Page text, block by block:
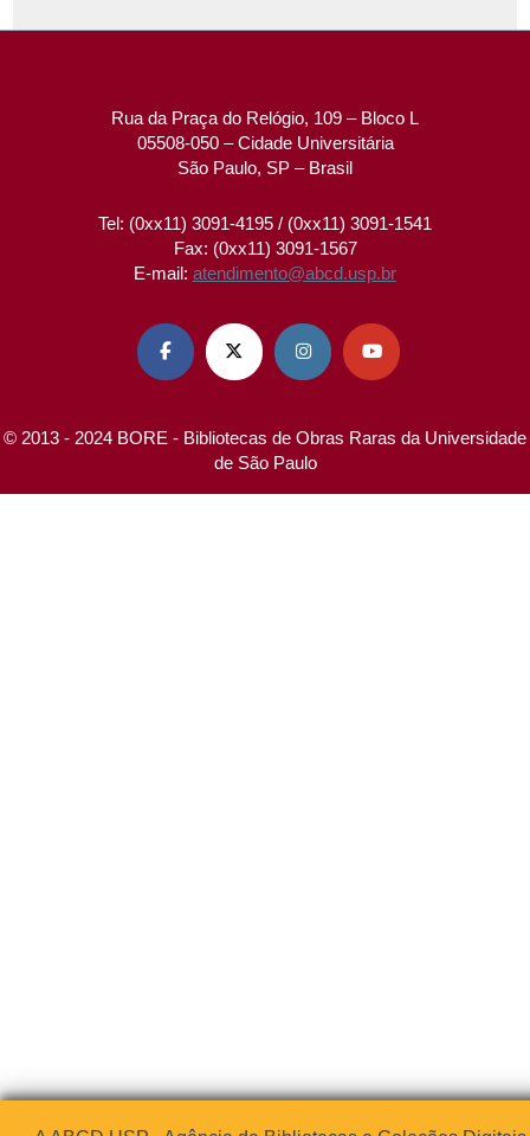
Rua da Praça do Relógio, 109 – Bloco L
05508-050 – Cidade Universitária
São Paulo, SP – Brasil
Tel: (0xx11) 3091-4195 / (0xx11) 3091-1541
Fax: (0xx11) 3091-1567
E-mail: atendimento@abcd.usp.br
   
© 2013 - 2024 BORE - Bibliotecas de Obras Raras da Universidade
de São Paulo